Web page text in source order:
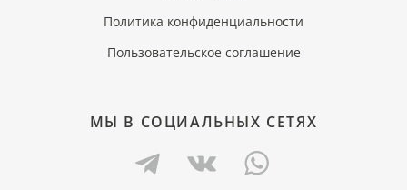
Политика конфиденциальности
Пользовательское соглашение
МЫ В СОЦИАЛЬНЫХ СЕТЯХ